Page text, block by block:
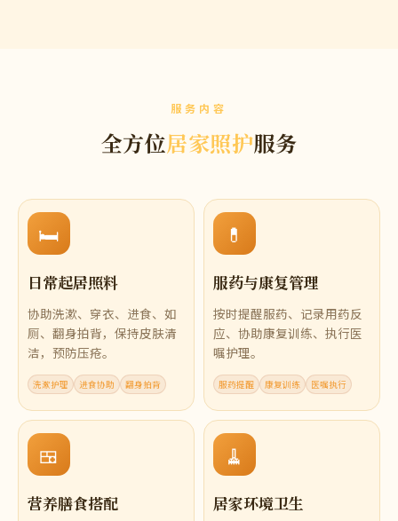
服务内容
全方位居家照护服务
🛏️
日常起居照料
协助洗漱、穿衣、进食、如
厕、翻身拍背，保持皮肤清
洁，预防压疮。
洗漱护理 进食协助 翻身拍背
💊
服药与康复管理
按时提醒服药、记录用药反
应、协助康复训练、执行医
嘱护理。
服药提醒 康复训练 医嘱执行
🍱
营养膳食搭配
🧹
居家环境卫生